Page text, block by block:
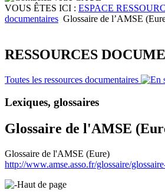
VOUS ÊTES ICI : ESPACE
documentaires Glossaire de l’AMSE
RESSOURCES
Toutes les ressources documentaires
Lexiques, glossaires
Glossaire de l'AMSE
Glossaire de l'AMSE (Eure)
http://www.amse.asso.fr/glossaire/
Haut de page